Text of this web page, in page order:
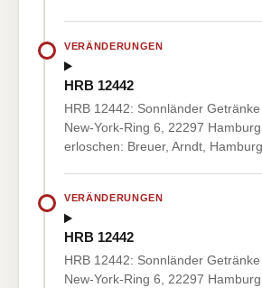
VERÄNDERUNGEN
HRB 12442
HRB 12442: Sonnländer
New-York-Ring 6, 22297
erloschen: Breuer, Arndt,
VERÄNDERUNGEN
HRB 12442
HRB 12442: Sonnländer
New-York-Ring 6, 22297